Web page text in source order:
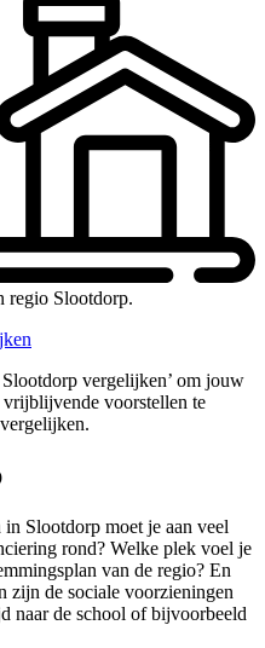
regio Slootdorp.
vergelijken’ om jouw
vrijblijvende voorstellen te
in Slootdorp moet je aan veel
rond? Welke plek voel je
van de regio? En
zijn de sociale voorzieningen
naar de school of bijvoorbeeld